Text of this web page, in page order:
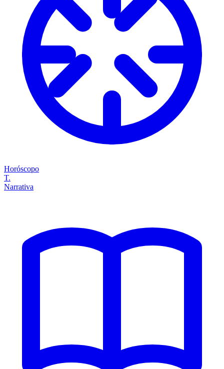
Horóscopo
T.
Narrativa